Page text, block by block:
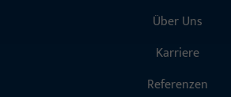
Über Uns
Karriere
Referenzen